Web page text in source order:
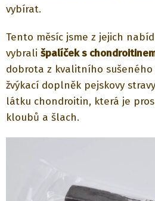
vybírat.
Tento měsíc jsme z jejich
vybrali špalíček s
dobrota z kvalitního
žvýkací doplněk pejskovy
látku chondroitin, která je
kloubů a šlach.